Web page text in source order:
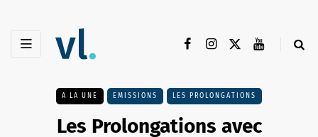
A LA UNE EMISSIONS LES PROLONGATIONS
Les Prolongations avec